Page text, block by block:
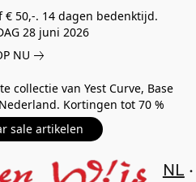
50,-. 14 dagen bedenktijd.
28 juni 2026
NU
collectie van Yest Curve, Base
Kortingen tot 70 %
sale artikelen
NL